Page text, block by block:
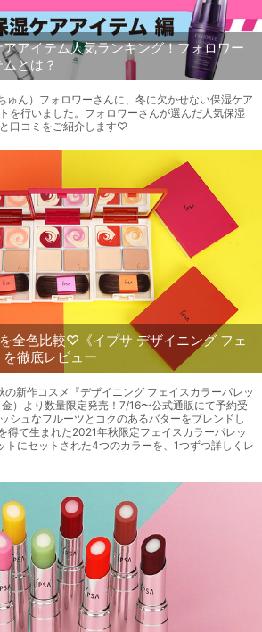
アイテム人気ランキング！フォロワー
とは？
ゅん）フォロワーさんに、冬に欠かせない保湿ケア
を行いました。フォロワーさんが選んだ人気保湿
口コミをご紹介します♡
全色比較♡《イプサ デザイニング フェ
徹底レビュー
新作コスメ『デザイニング フェイスカラーパレッ
）より数量限定発売！7/16〜公式通販にて予約受
シュなフルーツとコクのあるバターをブレンドし
得て生まれた2021年秋限定フェイスカラーパレッ
トにセットされた4つのカラーを、1つずつ詳しくレ